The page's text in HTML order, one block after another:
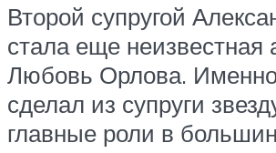
Второй супругой
стала еще неизвестная
Любовь Орлова. Именно
сделал из супруги
главные роли в